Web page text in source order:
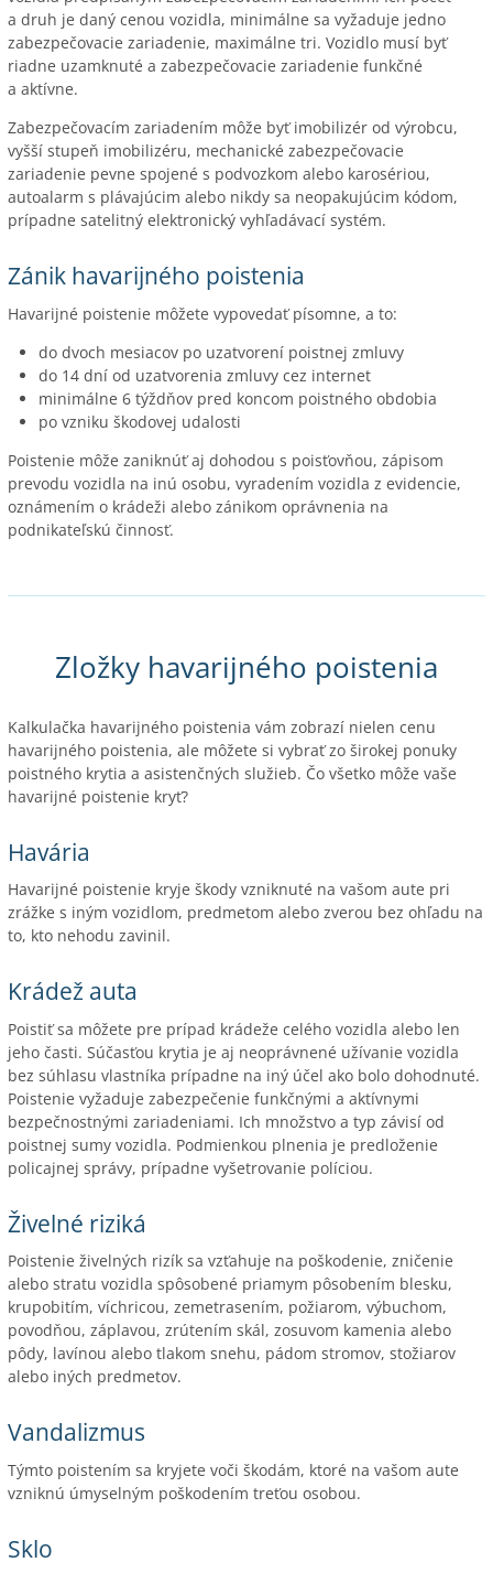
a druh je daný cenou vozidla, minimálne sa vyžaduje jedno
zabezpečovacie zariadenie, maximálne tri. Vozidlo musí byť
riadne uzamknuté a zabezpečovacie zariadenie funkčné
a aktívne.
Zabezpečovacím zariadením môže byť imobilizér od výrobcu,
vyšší stupeň imobilizéru, mechanické zabezpečovacie
zariadenie pevne spojené s podvozkom alebo karosériou,
autoalarm s plávajúcim alebo nikdy sa neopakujúcim kódom,
prípadne satelitný elektronický vyhľadávací systém.
Zánik havarijného poistenia
Havarijné poistenie môžete vypovedať písomne, a to:
do dvoch mesiacov po uzatvorení poistnej zmluvy
do 14 dní od uzatvorenia zmluvy cez internet
minimálne 6 týždňov pred koncom poistného obdobia
po vzniku škodovej udalosti
Poistenie môže zaniknúť aj dohodou s poisťovňou, zápisom
prevodu vozidla na inú osobu, vyradením vozidla z evidencie,
oznámením o krádeži alebo zánikom oprávnenia na
podnikateľskú činnosť.
Zložky havarijného poistenia
Kalkulačka havarijného poistenia vám zobrazí nielen cenu
havarijného poistenia, ale môžete si vybrať zo širokej ponuky
poistného krytia a asistenčných služieb. Čo všetko môže vaše
havarijné poistenie kryť?
Havária
Havarijné poistenie kryje škody vzniknuté na vašom aute pri
zrážke s iným vozidlom, predmetom alebo zverou bez ohľadu na
to, kto nehodu zavinil.
Krádež auta
Poistiť sa môžete pre prípad krádeže celého vozidla alebo len
jeho časti. Súčasťou krytia je aj neoprávnené užívanie vozidla
bez súhlasu vlastníka prípadne na iný účel ako bolo dohodnuté.
Poistenie vyžaduje zabezpečenie funkčnými a aktívnymi
bezpečnostnými zariadeniami. Ich množstvo a typ závisí od
poistnej sumy vozidla. Podmienkou plnenia je predloženie
policajnej správy, prípadne vyšetrovanie políciou.
Živelné riziká
Poistenie živelných rizík sa vzťahuje na poškodenie, zničenie
alebo stratu vozidla spôsobené priamym pôsobením blesku,
krupobitím, víchricou, zemetrasením, požiarom, výbuchom,
povodňou, záplavou, zrútením skál, zosuvom kamenia alebo
pôdy, lavínou alebo tlakom snehu, pádom stromov, stožiarov
alebo iných predmetov.
Vandalizmus
Týmto poistením sa kryjete voči škodám, ktoré na vašom aute
vzniknú úmyselným poškodením treťou osobou.
Sklo